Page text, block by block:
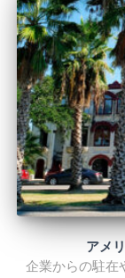
アメ
企業からの駐在